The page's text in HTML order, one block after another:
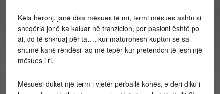
Këta heronj, janë disa mësues të mi, termi mësues ashtu si
shoqëria jonë ka kaluar në tranzicion, por pasioni është po
ai, do të shkruaj për ta…, kur maturohesh kupton se sa
shumë kanë rëndësi, aq më tepër kur pretendon të jesh një
mësues i ri.
Mësuesi duket një term i vjetër përballë kohës, e deri diku i